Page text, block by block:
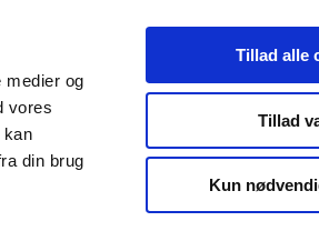
medier og
vores
kan
din brug
Tillad alle
Tillad
Kun
Særlige
produktområder